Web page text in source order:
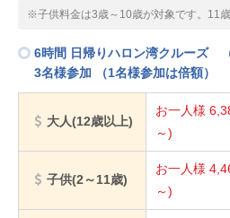
※子供料金は3歳～10歳が対象です。11
6時間 日帰りハロン湾クルーズ
3名様参加 （1名様参加は倍額）
大人(12歳以上)
お一人様
～)
子供(2～11歳)
お一人様
～)